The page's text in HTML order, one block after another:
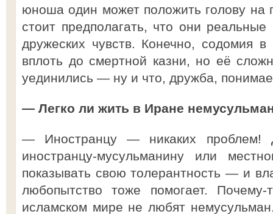
юноша один может положить голову на
стоит предполагать, что они
дружеских чувств. Конечно, содомия
вплоть до смертной казни, но её
уединились — ну и что, дружба,
— Легко ли жить в Иране
— Иностранцу — никаких проблем!
иностранцу-мусульманину или
показывать свою толерантность — и
любопытство тоже помогает.
исламском мире не любят